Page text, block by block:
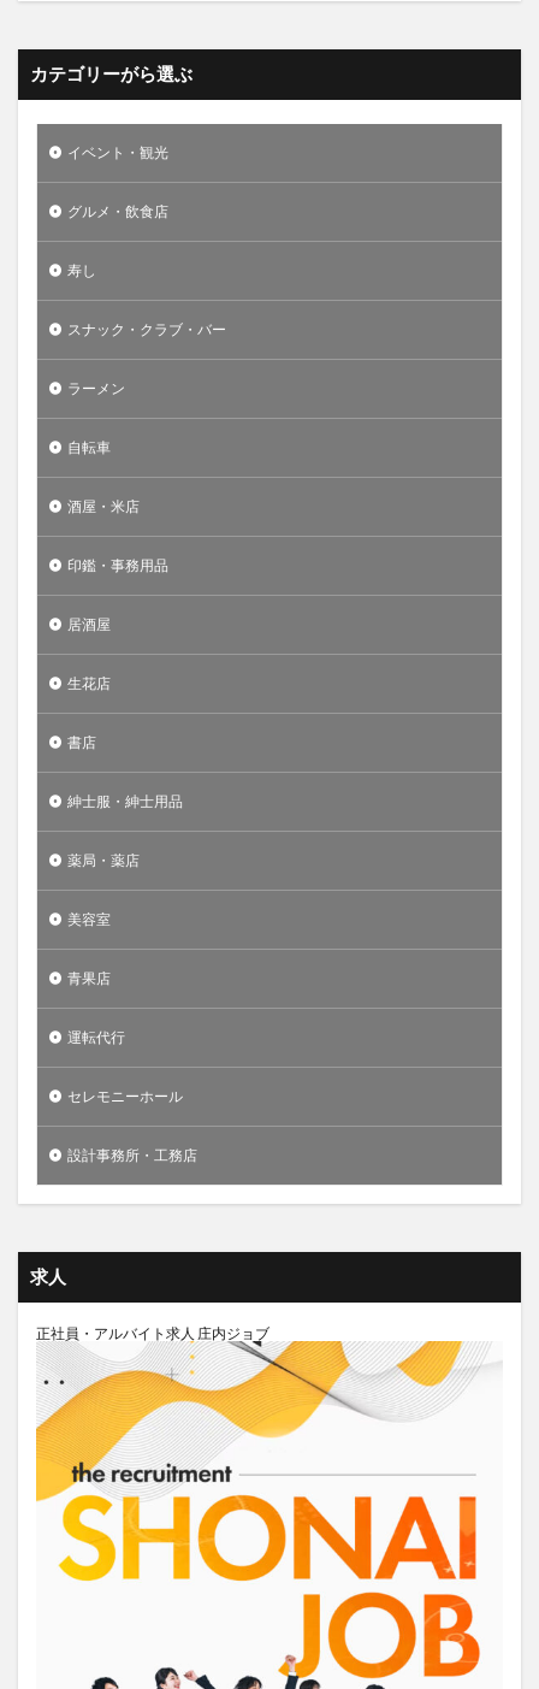
カテゴリーがら選ぶ
イベント・観光
グルメ・飲食店
寿し
スナック・クラブ・バー
ラーメン
自転車
酒屋・米店
印鑑・事務用品
居酒屋
生花店
書店
紳士服・紳士用品
薬局・薬店
美容室
青果店
運転代行
セレモニーホール
設計事務所・工務店
求人
正社員・アルバイト求人 庄内ジョブ